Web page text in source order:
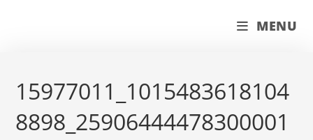
MENU
15977011_1015483618104
8898_25906444478300001